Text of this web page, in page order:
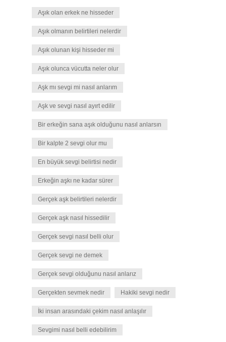
Aşık olan erkek ne hisseder
Aşık olmanın belirtileri nelerdir
Aşık olunan kişi hisseder mi
Aşık olunca vücutta neler olur
Aşk mı sevgi mi nasıl anlarım
Aşk ve sevgi nasıl ayırt edilir
Bir erkeğin sana aşık olduğunu nasıl anlarsın
Bir kalpte 2 sevgi olur mu
En büyük sevgi belirtisi nedir
Erkeğin aşkı ne kadar sürer
Gerçek aşk belirtileri nelerdir
Gerçek aşk nasıl hissedilir
Gerçek sevgi nasıl belli olur
Gerçek sevgi ne demek
Gerçek sevgi olduğunu nasıl anlarız
Gerçekten sevmek nedir Hakiki sevgi nedir
İki insan arasındaki çekim nasıl anlaşılır
Sevgimi nasıl belli edebilirim